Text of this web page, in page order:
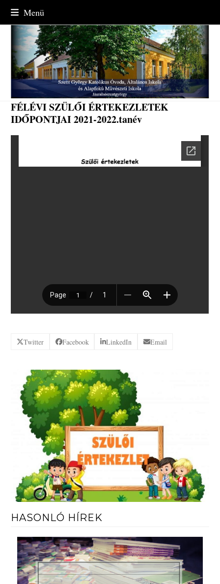
content
Menü
FÉLÉVI SZÜLŐI ÉRTEKEZLETEK
IDŐPONTJAI 2021-2022.tanév
Twitter Facebook LinkedIn Email
HASONLÓ HÍREK